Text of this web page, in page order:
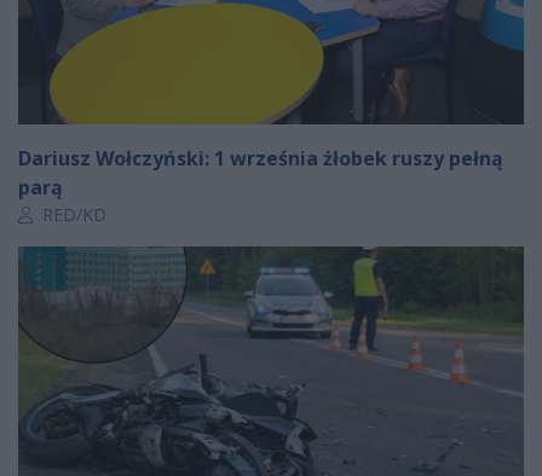
Dariusz Wołczyński: 1 września żłobek ruszy pełną
parą
Autor artykułu:
RED/KD